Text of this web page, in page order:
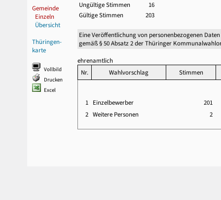
Gemeinde
Einzeln
Übersicht
Thüringen-
karte
Vollbild
Drucken
Excel
Ungültige Stimmen
16
Gültige Stimmen
203
Eine Veröffentlichung von personenbezogenen
gemäß § 50 Absatz 2 der Thüringer
ehrenamtlich
Nr.
Wahlvorschlag Stimmen
1 Einzelbewerber
201
2 Weitere Personen 2